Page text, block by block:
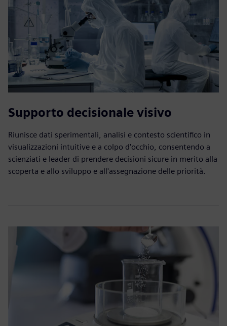
Supporto decisionale visivo
Riunisce dati sperimentali, analisi e contesto scientifico in
visualizzazioni intuitive e a colpo d'occhio, consentendo a
scienziati e leader di prendere decisioni sicure in merito alla
scoperta e allo sviluppo e all'assegnazione delle priorità.